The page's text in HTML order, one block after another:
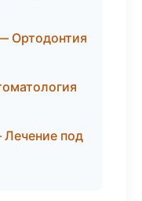
Ортодонтия
под